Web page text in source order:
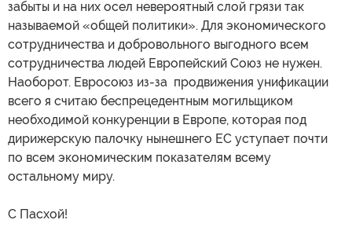
забыты и на них осел невероятный слой грязи так
называемой «общей политики». Для экономического
сотрудничества и добровольного выгодного всем
сотрудничества людей Европейский Союз не нужен.
Наоборот. Евросоюз из-за продвижения унификации
всего я считаю беспрецедентным могильщиком
необходимой конкуренции в Европе, которая под
дирижерскую палочку нынешнего ЕС уступает почти
по всем экономическим показателям всему
остальному миру.
С Пасхой!